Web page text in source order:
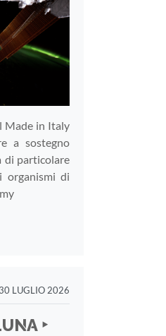
Made in Italy
a sostegno
di particolare
organismi di
LUGLIO 2026
‣